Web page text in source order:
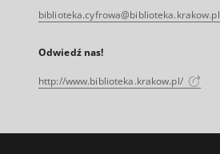
biblioteka.cyfrowa@biblioteka.krakow.pl
Odwiedź nas!
http://www.biblioteka.krakow.pl/